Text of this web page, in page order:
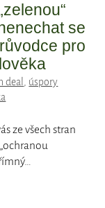
se
pro
deal , úspory
ze všech stran